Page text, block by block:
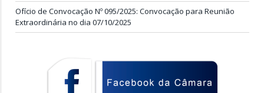
Ofício de Convocação Nº 095/2025: Convocação para Reunião
Extraordinária no dia 07/10/2025